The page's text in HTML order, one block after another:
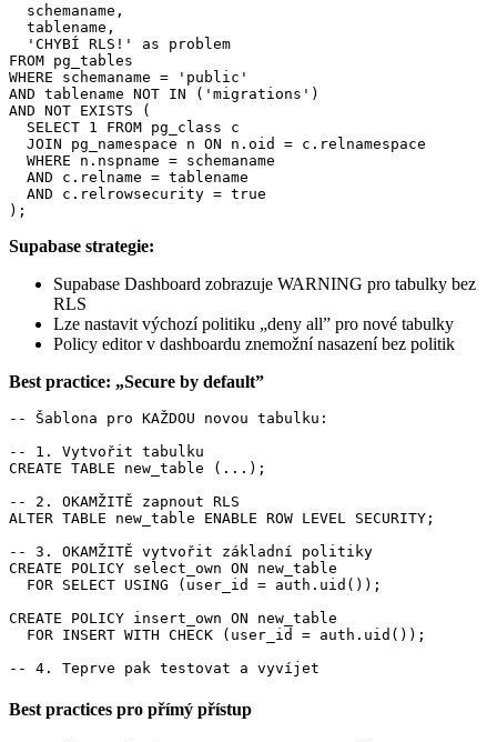
  schemaname,
  tablename,
  'CHYBÍ RLS!' as problem
FROM pg_tables
WHERE schemaname = 'public'
AND tablename NOT IN ('migrations')
AND NOT EXISTS (
  SELECT 1 FROM pg_class c
  JOIN pg_namespace n ON n.oid = c.relnamespace
  WHERE n.nspname = schemaname
  AND c.relname = tablename
  AND c.relrowsecurity = true
);
Supabase strategie:
Supabase Dashboard zobrazuje WARNING pro tabulky bez
RLS
Lze nastavit výchozí politiku „deny all” pro nové tabulky
Policy editor v dashboardu znemožní nasazení bez politik
Best practice: „Secure by default”
-- Šablona pro KAŽDOU novou tabulku:
-- 1. Vytvořit tabulku
CREATE TABLE new_table (...);
-- 2. OKAMŽITĚ zapnout RLS
ALTER TABLE new_table ENABLE ROW LEVEL SECURITY;
-- 3. OKAMŽITĚ vytvořit základní politiky
CREATE POLICY select_own ON new_table
  FOR SELECT USING (user_id = auth.uid());
CREATE POLICY insert_own ON new_table
  FOR INSERT WITH CHECK (user_id = auth.uid());
-- 4. Teprve pak testovat a vyvíjet
Best practices pro přímý přístup